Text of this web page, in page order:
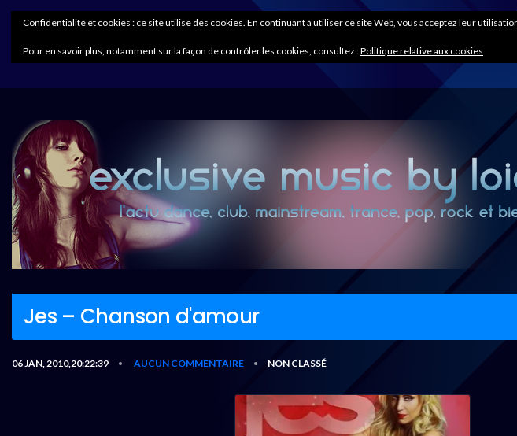
Jes – Chanson d'amour
06 JAN, 2010,20:22:39 • AUCUN COMMENTAIRE • NON CLASSÉ
Confidentialité et cookies : ce site utilise des cookies. En continuant à utiliser ce site Web, vous acceptez leur
Pour en savoir plus, notamment sur la façon de contrôler les cookies, consultez :Politique relative aux cookies